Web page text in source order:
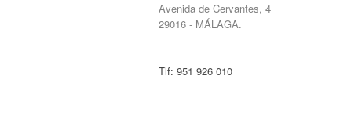
Avenida de Cervantes, 4
29016 - MÁLAGA.
Tlf: 951 926 010